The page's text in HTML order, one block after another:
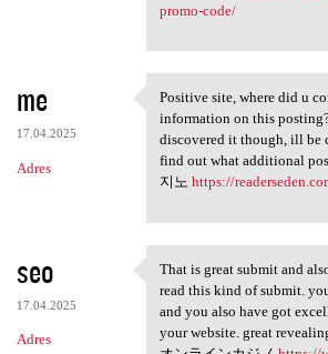
promo-code/
me
17.04.2025
Adres
Positive site, where
Positive site, where did u
information on this
discovered it though, ill be
find out what additional
지노 https://
seo
17.04.2025
Adres
That is great submit
That is great submit and
read this kind of submit.
and you also have got
your website. great